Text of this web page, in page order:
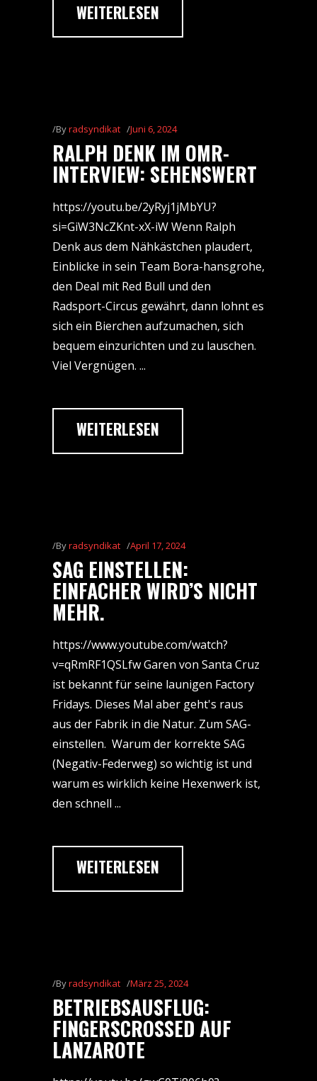
WEITERLESEN
Byradsyndikat Juni 6, 2024
RALPH DENK IM OMR-
INTERVIEW: SEHENSWERT
https://youtu.be/2yRyj1jMbYU?
si=GiW3NcZKnt-xX-iW Wenn Ralph
Denk aus dem Nähkästchen plaudert,
Einblicke in sein Team Bora-hansgrohe,
den Deal mit Red Bull und den
Radsport-Circus gewährt, dann lohnt es
sich ein Bierchen aufzumachen, sich
bequem einzurichten und zu lauschen.
Viel Vergnügen.
WEITERLESEN
Byradsyndikat April 17, 2024
SAG EINSTELLEN:
EINFACHER WIRD’S NICHT
MEHR.
https://www.youtube.com/watch?
v=qRmRF1QSLfw Garen von Santa Cruz
ist bekannt für seine launigen Factory
Fridays. Dieses Mal aber geht's raus
aus der Fabrik in die Natur. Zum SAG-
einstellen. Warum der korrekte SAG
(Negativ-Federweg) so wichtig ist und
warum es wirklich keine Hexenwerk ist,
den schnell
WEITERLESEN
Byradsyndikat März 25, 2024
BETRIEBSAUSFLUG:
FINGERSCROSSED AUF
LANZAROTE